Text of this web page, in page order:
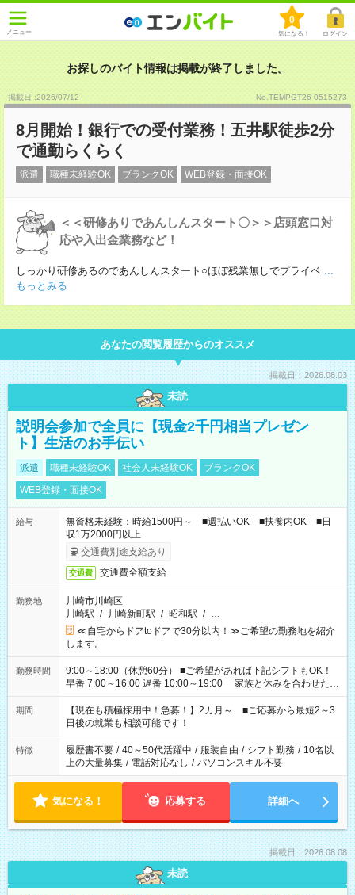
メニュー
0
気になる！ ログイン
お探しのバイト情報は掲載が終了しました。
掲載日 :2026/07/12 No.TEMPGT26-0515273
8月開始！銀行での受付業務！五井駅徒歩2分
で通勤らくらく
派遣 職種未経験OK ブランクOK WEB登録・面接OK
＜＜研修ありであんしんスタート〇＞＞店頭窓口対
応や入出金業務など！
しっかり研修あるのであんしんスタート○ほぼ残業無しでプライベ ...
もっとみる
あなたの閲覧履歴からのオススメ
掲載日：2026.08.03
未読
説明会参加で全員に【現金2千円相当プレゼン
ト】生活のお手伝い
派遣 職種未経験OK 社会人未経験OK
ブランクOK
WEB登録・面接OK
給与
無資格未経験：時給1500円～ ■週払いOK ■扶養内OK ■日
収1万2000円以上
交通費別途支給あり
交通費 交通費全額支給
勤務地
川崎市川崎区
川崎駅 / 川崎新町駅 / 昭和駅 / …
≪自宅からドアtoドアで30分以内！≫ご希望の勤務地を紹介
します。
勤務時間
9:00～18:00（休憩60分） ■ご希望があれば下記シフトもOK！
早番 7:00～16:00 遅番 10:00～19:00 「家族と休みを合わせた
い」 「余裕を持って夕飯の準備がしたい」 「できれば残業はし
たくない」 など、ご希望を教えてくださいね。 ※Wワーク希望
の方へ 今ご覧のお仕事で希望する勤務時間と、もう1つのお仕事
の勤務時間。 合計で週40時間を超える場合は応募できません。
期間
【現在も積極採用中！急募！】2カ月～ ■ご応募から最短2～3
日後の就業も相談可能です！
特徴 履歴書不要 / 40～50代活躍中 / 服装自由 / シフト勤務 / 10名以
上の大量募集 / 電話対応なし / パソコンスキル不要
気になる！ 応募する 詳細へ
掲載日：2026.08.08
未読